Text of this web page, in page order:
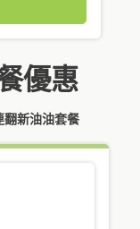
優惠
翻新油油套餐